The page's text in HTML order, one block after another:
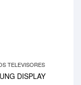
TELEVISORES
DISPLAY